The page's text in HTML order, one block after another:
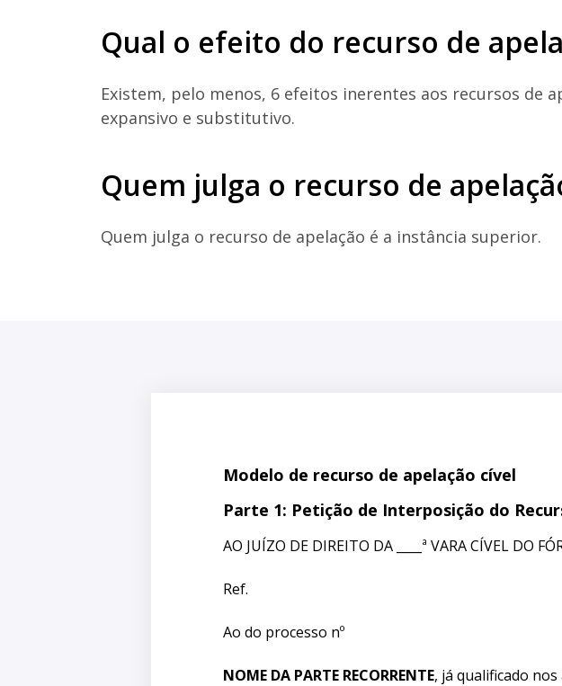
Qual o efeito do recurso de
Existem, pelo menos, 6 efeitos inerentes aos recursos de
expansivo e substitutivo.
Quem julga o recurso de
Quem julga o recurso de apelação é a instância superior.
Modelo de recurso de apelação cível
Parte 1: Petição de Interposição do
AO JUÍZO DE DIREITO DA ____ª VARA CÍVEL DO
Ref.
Ao do processo nº
NOME DA PARTE RECORRENTE, já qualificado